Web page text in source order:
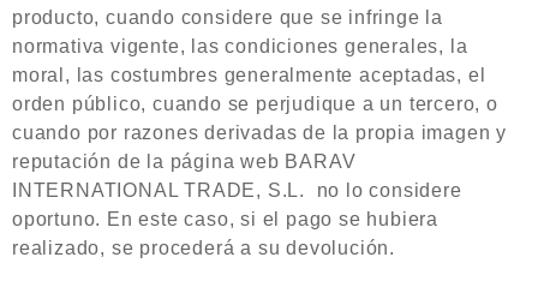
producto, cuando considere que se infringe la
normativa vigente, las condiciones generales, la
moral, las costumbres generalmente aceptadas, el
orden público, cuando se perjudique a un tercero, o
cuando por razones derivadas de la propia imagen y
reputación de la página web BARAV
INTERNATIONAL TRADE, S.L. no lo considere
oportuno. En este caso, si el pago se hubiera
realizado, se procederá a su devolución.